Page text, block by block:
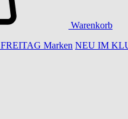
Warenkorb
FREITAG Marken NEU IM